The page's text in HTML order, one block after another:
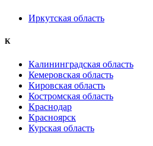
Иркутская область
К
Калининградская область
Кемеровская область
Кировская область
Костромская область
Краснодар
Красноярск
Курская область